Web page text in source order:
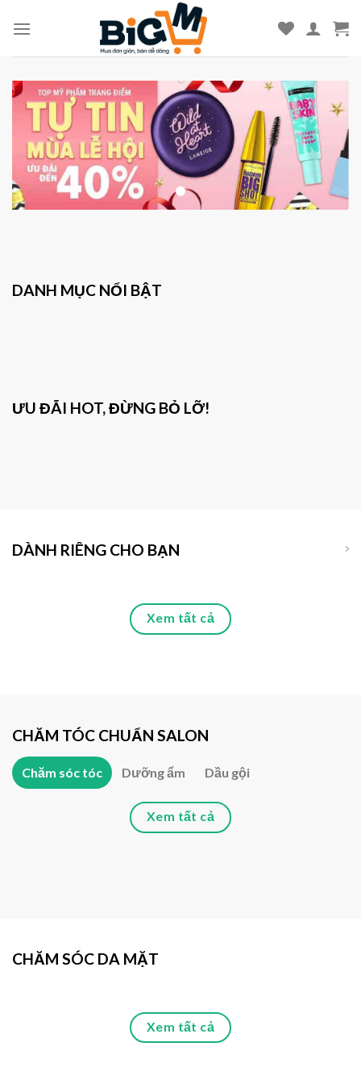
DANH MỤC NỔI BẬT
ƯU ĐÃI HOT, ĐỪNG BỎ LỠ!
DÀNH RIÊNG CHO BẠN
Xem tất cả
CHĂM TÓC CHUẨN SALON
Chăm sóc tóc Dưỡng ẩm Dầu gội
Xem tất cả
CHĂM SÓC DA MẶT
Xem tất cả